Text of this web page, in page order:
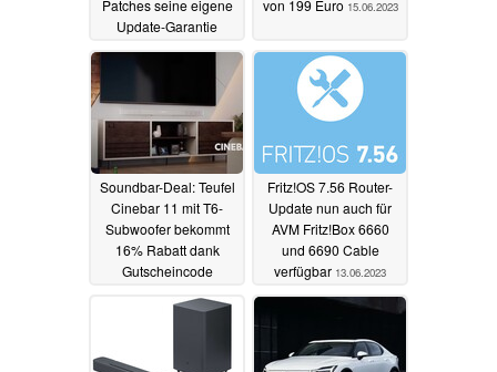
Patches seine eigene
Update-Garantie
16.06.2023
von 199 Euro 15.06.2023
Soundbar-Deal: Teufel
Cinebar 11 mit T6-
Subwoofer bekommt
16% Rabatt dank
Gutscheincode
Fritz!OS 7.56 Router-
Update nun auch für
AVM Fritz!Box 6660
und 6690 Cable
verfügbar 13.06.2023